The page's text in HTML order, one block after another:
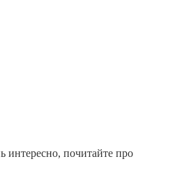
интересно, почитайте про